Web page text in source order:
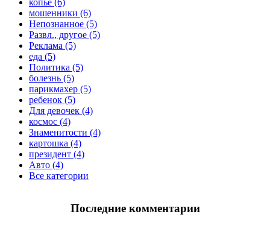
мошенники (6)
Непознанное (5)
Развл., другое (5)
Реклама (5)
еда (5)
Политика (5)
болезнь (5)
парикмахер (5)
ребенок (5)
Для девочек (4)
космос (4)
Знаменитости (4)
картошка (4)
президент (4)
Авто (4)
Все категории
Последние комментарии